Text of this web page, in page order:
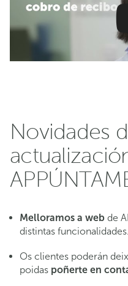
Novidades
Melloramos a web de
distintas funcionalidades.
Os clientes poderán
poidas poñerte en